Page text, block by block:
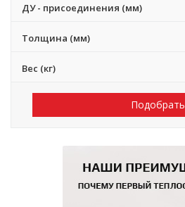
ДУ - присоединения (мм)
Толщина (мм)
Вес (кг)
Подобрать